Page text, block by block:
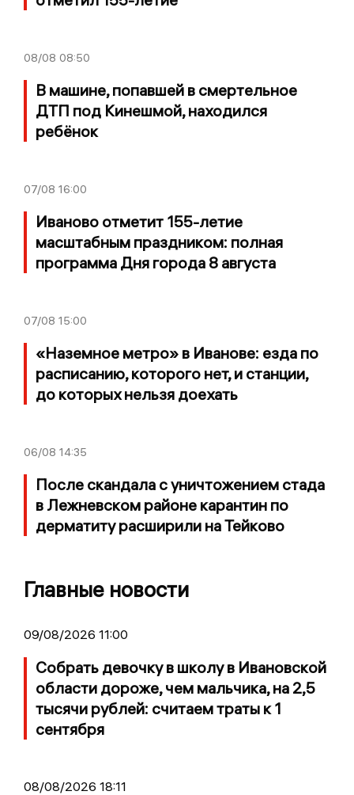
08/08 08:50
В машине, попавшей в смертельное
ДТП под Кинешмой, находился
ребёнок
07/08 16:00
Иваново отметит 155-летие
масштабным праздником: полная
программа Дня города 8 августа
07/08 15:00
«Наземное метро» в Иванове: езда по
расписанию, которого нет, и станции,
до которых нельзя доехать
06/08 14:35
После скандала с уничтожением стада
в Лежневском районе карантин по
дерматиту расширили на Тейково
Главные новости
09/08/2026 11:00
Собрать девочку в школу в Ивановской
области дороже, чем мальчика, на 2,5
тысячи рублей: считаем траты к 1
сентября
08/08/2026 18:11